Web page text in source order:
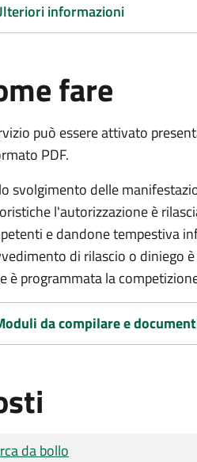
informazioni
fare
può essere attivato
PDF.
svolgimento delle
l'autorizzazione è
e dandone tempestiva
di rilascio o diniego
è programmata la
da compilare e
di pagamento
da bollo